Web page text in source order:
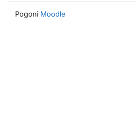
Pogoni Moodle